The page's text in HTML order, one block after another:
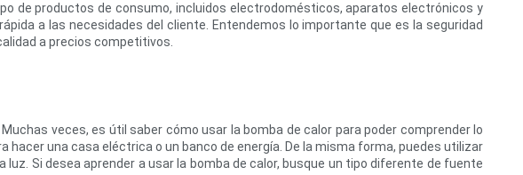
de productos de consumo, incluidos electrodomésticos, aparatos electrónicos y
a las necesidades del cliente. Entendemos lo importante que es la seguridad
a precios competitivos.
veces, es útil saber cómo usar la bomba de calor para poder comprender lo
una casa eléctrica o un banco de energía. De la misma forma, puedes utilizar
Si desea aprender a usar la bomba de calor, busque un tipo diferente de fuente